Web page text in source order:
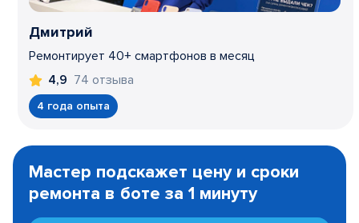
Дмитрий
Ремонтирует 40+ смартфонов в месяц
4,9 74 отзыва
4 года опыта
1
Мастер подскажет цену и сроки
ремонта в боте за 1 минуту